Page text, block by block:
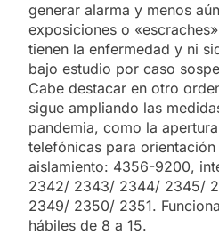
generar alarma y menos
exposiciones o
tienen la enfermedad y ni
bajo estudio por caso
Cabe destacar en otro
sigue ampliando las
pandemia, como la
telefónicas para
aislamiento: 4356-9200,
2342/ 2343/ 2344/ 2345/
2349/ 2350/ 2351.
hábiles de 8 a 15.